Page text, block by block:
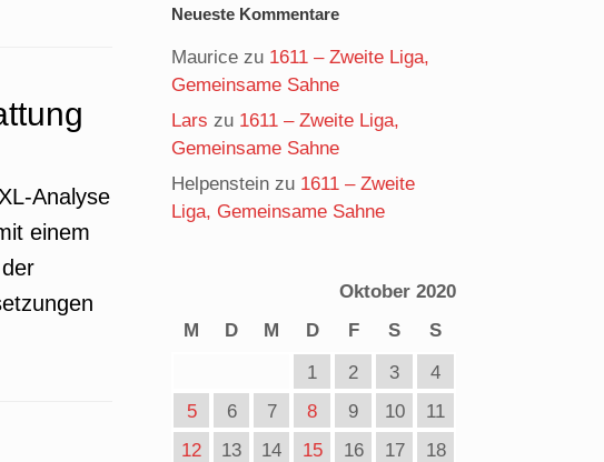
Analyse
einem
Neueste Kommentare
Maurice zu 1611 – Zweite Liga,
Gemeinsame Sahne
Lars zu 1611 – Zweite Liga,
Gemeinsame Sahne
Helpenstein zu 1611 – Zweite
Liga, Gemeinsame Sahne
Oktober 2020
M
D M D F S
S
1
2 3
4
5
6 7 8 9 10
11
12
13 14 15 16 17
18